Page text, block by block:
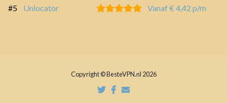
#5
Unlocator Vanaf € 4,42 p/m
Copyright © BesteVPN.nl 2026